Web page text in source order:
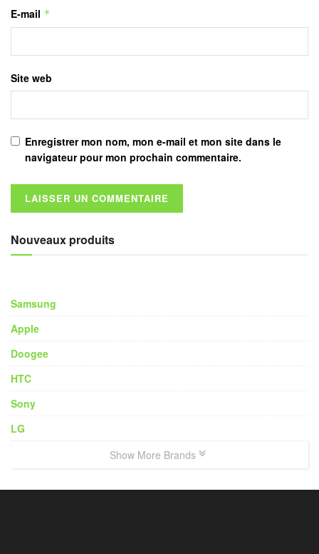
E-mail *
Site web
Enregistrer mon nom, mon e-mail et mon site dans le
navigateur pour mon prochain commentaire.
Nouveaux produits
Samsung
Apple
Doogee
HTC
Sony
LG
Show More Brands